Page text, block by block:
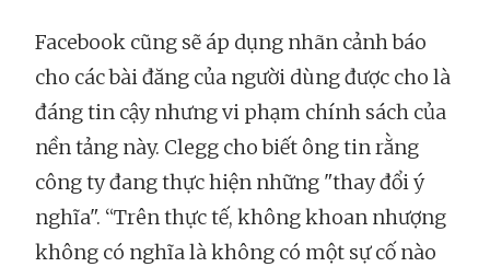
Facebook cũng sẽ áp dụng nhãn cảnh báo
cho các bài đăng của người dùng được cho là
đáng tin cậy nhưng vi phạm chính sách của
nền tảng này. Clegg cho biết ông tin rằng
công ty đang thực hiện những "thay đổi ý
nghĩa". “Trên thực tế, không khoan nhượng
không có nghĩa là không có một sự cố nào